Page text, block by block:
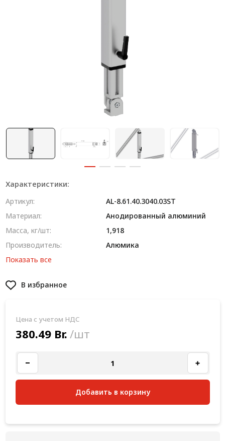
Алюминиевая промышленная мебель
Крейты и кассеты Subrack systems
Радиаторный алюминиевый профиль NEW!
Лист алюминиевый
Метрический крепеж
Конструкции из профиля
Услуги дополнительной обработки профиля
Характеристики:
Артикул:
AL-8.61.40.3040.03ST
Материал:
Анодированный алюминий
Масса, кг/шт:
1,918
Производитель:
Алюмика
Показать все
В избранное
Цена с учетом НДС
380.49 Br. /шт
Добавить в корзину